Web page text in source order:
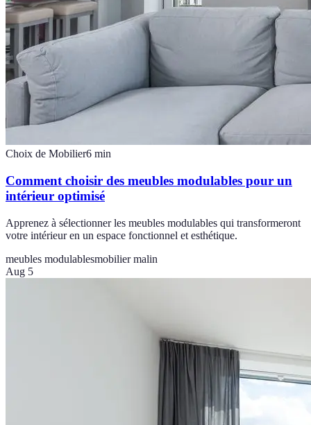
Choix de Mobilier6 min
Comment choisir des meubles modulables pour un
intérieur optimisé
Apprenez à sélectionner les meubles modulables qui transformeront
votre intérieur en un espace fonctionnel et esthétique.
meubles modulablesmobilier malin
Aug 5